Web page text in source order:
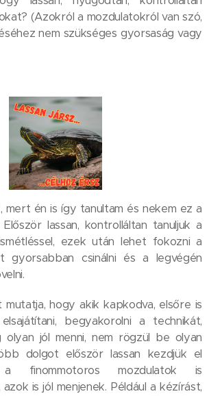
(Azokról a mozdulatokról van szó,
nem szükséges gyorsaság vagy
mert én is így tanultam és nekem ez a
lassan, kontrolláltan tanuljuk a
ezek után lehet fokozni a
gyorsabban csinálni és a legvégén
hogy akik kapkodva, elsőre is
begyakorolni a technikát,
olyan jól menni, nem rögzül be olyan
dolgot először lassan kezdjük el
finommotoros mozdulatok is
is jól menjenek. Például a kézírást,